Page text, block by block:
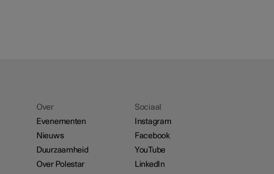
Over
Evenementen
Nieuws
Duurzaamheid
Over Polestar
Sociaal
Instagram
Facebook
YouTube
LinkedIn